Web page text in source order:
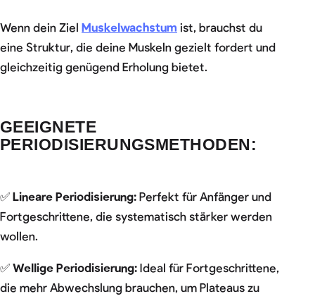
Wenn dein Ziel Muskelwachstum ist, brauchst du
eine Struktur, die deine Muskeln gezielt fordert und
gleichzeitig genügend Erholung bietet.
GEEIGNETE
PERIODISIERUNGSMETHODEN:
✅ Lineare Periodisierung: Perfekt für Anfänger und
Fortgeschrittene, die systematisch stärker werden
wollen.
✅ Wellige Periodisierung: Ideal für Fortgeschrittene,
die mehr Abwechslung brauchen, um Plateaus zu